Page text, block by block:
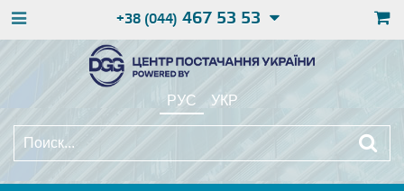
+38 (044) 467 53 53
РУС УКР